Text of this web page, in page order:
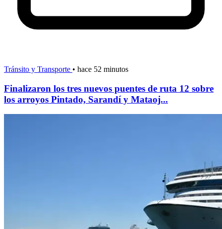
Tránsito y Transporte • hace 52 minutos
Finalizaron los tres nuevos puentes de ruta 12 sobre
los arroyos Pintado, Sarandí y Mataoj...